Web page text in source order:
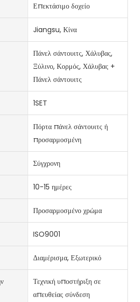
Επεκτάσιμο δοχείο
Jiangsu, Κίνα
Πάνελ σάντουιτς, Χάλυβας,
Ξύλινο, Κορμός, Χάλυβας +
Πάνελ σάντουιτς
1SET
Πόρτα πάνελ σάντουιτς ή
προσαρμοσμένη
Σύγχρονη
10-15 ημέρες
Προσαρμοσμένο χρώμα
ISO9001
Διαμέρισμα, Εξωτερικό
Τεχνική υποστήριξη σε
απευθείας σύνδεση